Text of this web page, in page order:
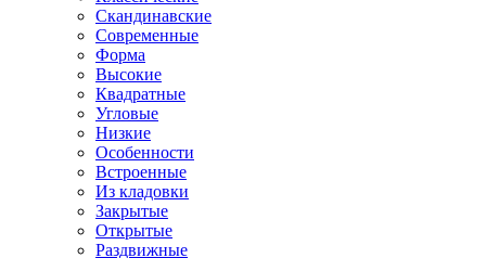
Скандинавские
Современные
Форма
Высокие
Квадратные
Угловые
Низкие
Особенности
Встроенные
Из кладовки
Закрытые
Открытые
Раздвижные